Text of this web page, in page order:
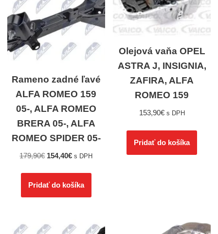
Rameno zadné ľavé
ALFA ROMEO 159
05-, ALFA ROMEO
BRERA 05-, ALFA
ROMEO SPIDER 05-
179,90€ 154,40€ s DPH
Pridať do košíka
Olejová vaňa OPEL
ASTRA J, INSIGNIA,
ZAFIRA, ALFA
ROMEO 159
153,90€ s DPH
Pridať do košíka